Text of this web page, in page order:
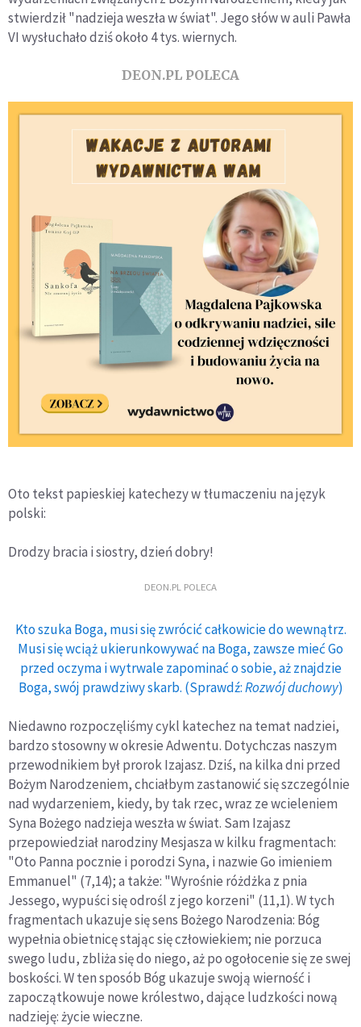
stwierdził "nadzieja weszła w świat". Jego słów w auli Pawła
VI wysłuchało dziś około 4 tys. wiernych.
DEON.PL POLECA
Oto tekst papieskiej katechezy w tłumaczeniu na język
polski:
Drodzy bracia i siostry, dzień dobry!
DEON.PL POLECA
Kto szuka Boga, musi się zwrócić całkowicie do wewnątrz.
Musi się wciąż ukierunkowywać na Boga, zawsze mieć Go
przed oczyma i wytrwale zapominać o sobie, aż znajdzie
Boga, swój prawdziwy skarb. (Sprawdź:Rozwój duchowy)
Niedawno rozpoczęliśmy cykl katechez na temat nadziei,
bardzo stosowny w okresie Adwentu. Dotychczas naszym
przewodnikiem był prorok Izajasz. Dziś, na kilka dni przed
Bożym Narodzeniem, chciałbym zastanowić się szczególnie
nad wydarzeniem, kiedy, by tak rzec, wraz ze wcieleniem
Syna Bożego nadzieja weszła w świat. Sam Izajasz
przepowiedział narodziny Mesjasza w kilku fragmentach:
"Oto Panna pocznie i porodzi Syna, i nazwie Go imieniem
Emmanuel" (7,14); a także: "Wyrośnie różdżka z pnia
Jessego, wypuści się odrośl z jego korzeni" (11,1). W tych
fragmentach ukazuje się sens Bożego Narodzenia: Bóg
wypełnia obietnicę stając się człowiekiem; nie porzuca
swego ludu, zbliża się do niego, aż po ogołocenie się ze swej
boskości. W ten sposób Bóg ukazuje swoją wierność i
zapoczątkowuje nowe królestwo, dające ludzkości nową
nadzieję: życie wieczne.